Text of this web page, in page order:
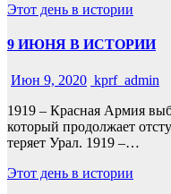
Этот день в истории
9 ИЮНЯ В ИСТОРИИ
Июн 9, 2020 kprf_admin
1919 – Красная Армия
который продолжает
теряет Урал. 1919 –…
Этот день в истории